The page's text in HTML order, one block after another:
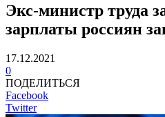
Экс-министр труда
зарплаты россиян
17.12.2021
0
ПОДЕЛИТЬСЯ
Facebook
Twitter